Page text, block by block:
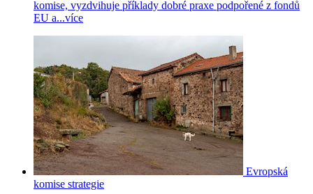
komise, vyzdvihuje příklady dobré praxe podpořené z fondů
EU a...více
Evropská
komise strategie